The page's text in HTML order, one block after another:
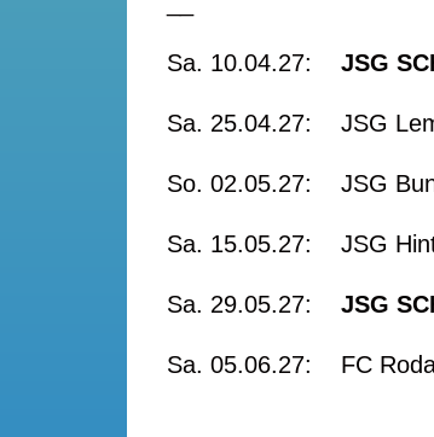
Sa. 10.04.27: JSG
Sa. 25.04.27: JSG
So. 02.05.27: JSG
Sa. 15.05.27: JSG
Sa. 29.05.27: JSG
Sa. 05.06.27: FC